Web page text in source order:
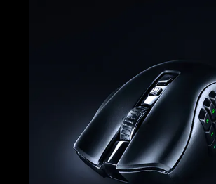
razer
naga
v2
pro